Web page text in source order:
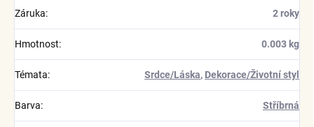
Záruka: 2 roky
Hmotnost: 0.003 kg
Témata: Srdce/Láska, Dekorace/Životní styl
Barva: Stříbrná